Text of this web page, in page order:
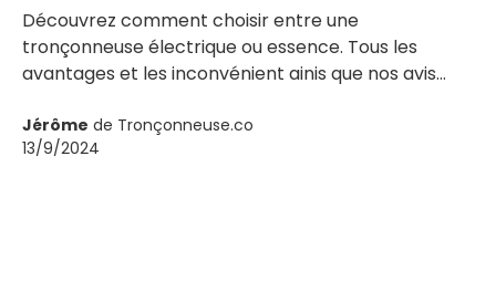
Découvrez comment choisir entre une
tronçonneuse électrique ou essence. Tous les
avantages et les inconvénient ainis que nos avis
Jérôme de Tronçonneuse.co
13/9/2024